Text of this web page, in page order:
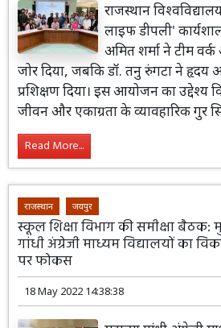
राजस्थान
लाइफ डीपली'
अमित शर्मा ने टीम
जोर दिया, जबकि डॉ. तनु रुंगटा ने हृदय
प्रशिक्षण दिया। इस आयोजन का उद्देश्य
जीवन और एकाग्रता के व्यावहारिक गुर
Read More...
राजस्थान जयपुर
स्कूल शिक्षा विभाग की समीक्षा बैठक:
गांधी अंग्रेजी माध्यम विद्यालयों का
पर फोकस
18 May 2022 14:38:38